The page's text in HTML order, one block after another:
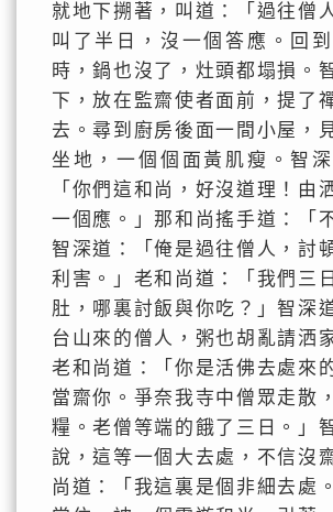
就地下搠著，叫道：「過往僧
叫了半日，沒一個答應。回
時，鍋也沒了，灶頭都塌損。
下，放在監齋使者面前，提了
去。尋到廚房後面一間小屋，
坐地，一個個面黃肌瘦。智深
「你們這和尚，好沒道理！由
一個應。」那和尚搖手道：「
智深道：「俺是過往僧人，討
利害。」老和尚道：「我們三
肚，哪裏討飯與你吃？」智深
台山來的僧人，粥也胡亂請洒
老和尚道：「你是活佛去處來
當齋你。爭奈我寺中僧眾走散
糧。老僧等端的餓了三日。」
說，這等一個大去處，不信沒
尚道：「我這裏是個非細去處